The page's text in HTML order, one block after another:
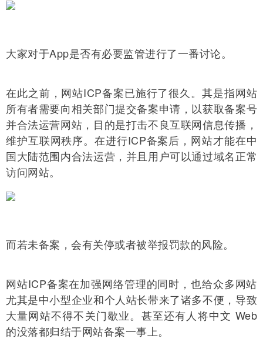
大家对于App是否有必要监管进行了一番讨论。
在此之前，网站ICP备案已施行了很久。其是指网站
所有者需要向相关部门提交备案申请，以获取备案号
并合法运营网站，目的是打击不良互联网信息传播，
维护互联网秩序。在进行ICP备案后，网站才能在中
国大陆范围内合法运营，并且用户可以通过域名正常
访问网站。
而若未备案，会有关停或者被举报罚款的风险。
网站ICP备案在加强网络管理的同时，也给众多网站
尤其是中小型企业和个人站长带来了诸多不便，导致
大量网站不得不关门歇业。甚至还有人将中文 Web
的没落都归结于网站备案一事上。